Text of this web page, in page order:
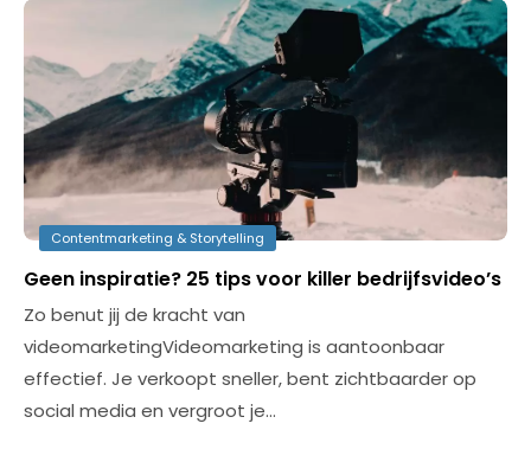
Contentmarketing & Storytelling
Geen inspiratie? 25 tips voor killer bedrijfsvideo’s
Zo benut jij de kracht van
videomarketingVideomarketing is aantoonbaar
effectief. Je verkoopt sneller, bent zichtbaarder op
social media en vergroot je…